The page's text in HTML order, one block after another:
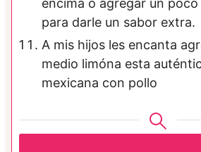
encima o agregar un
para darle un sabor extra.
A mis hijos les encanta
medio limóna esta
mexicana con pollo